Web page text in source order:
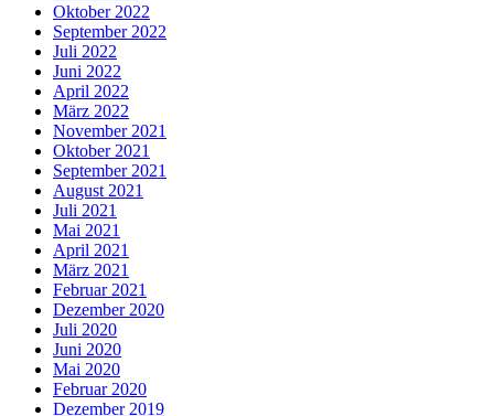
Oktober 2022
September 2022
Juli 2022
Juni 2022
April 2022
März 2022
November 2021
Oktober 2021
September 2021
August 2021
Juli 2021
Mai 2021
April 2021
März 2021
Februar 2021
Dezember 2020
Juli 2020
Juni 2020
Mai 2020
Februar 2020
Dezember 2019